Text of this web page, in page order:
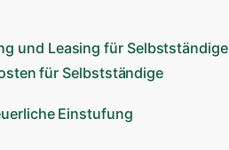
und Leasing für Selbstständige
für Selbstständige
Einstufung